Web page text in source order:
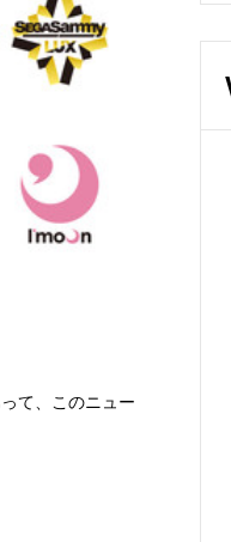
て、このニュー